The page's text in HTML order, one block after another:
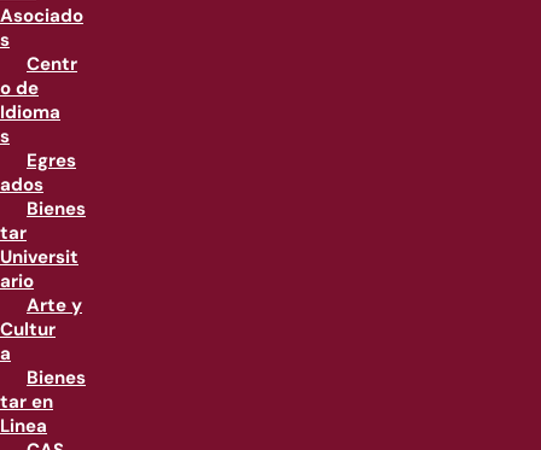
Asociado
s
Centr
o de
Idioma
s
Egres
ados
Bienes
tar
Universit
ario
Arte y
Cultur
a
Bienes
tar en
Linea